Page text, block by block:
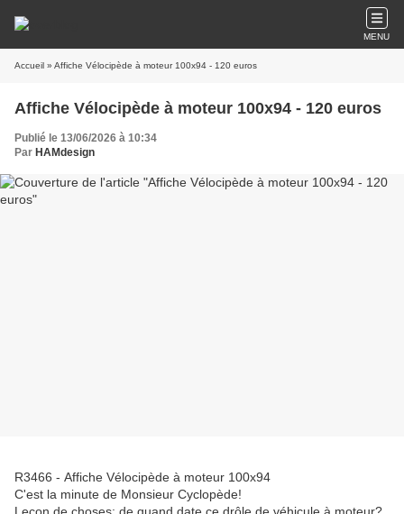
MENU
Accueil » Affiche Vélocipède à moteur 100x94 - 120 euros
Affiche Vélocipède à moteur 100x94 - 120 euros
Publié le 13/06/2026 à 10:34
Par HAMdesign
R3466 - Affiche Vélocipède à moteur 100x94
C'est la minute de Monsieur Cyclopède!